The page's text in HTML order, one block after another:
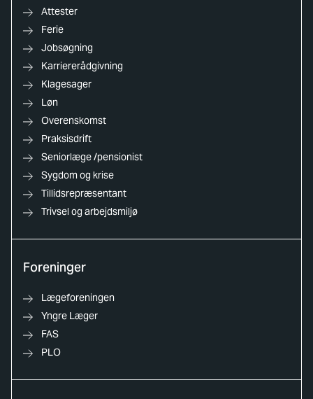
Attester
Ferie
Jobsøgning
Karriererådgivning
Klagesager
Løn
Overenskomst
Praksisdrift
Seniorlæge /pensionist
Sygdom og krise
Tillidsrepræsentant
Trivsel og arbejdsmiljø
Foreninger
Lægeforeningen
Yngre Læger
FAS
PLO